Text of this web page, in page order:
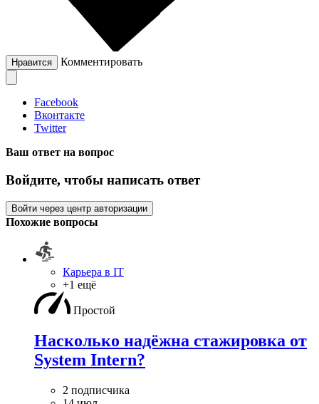
Нравится Комментировать
Facebook
Вконтакте
Twitter
Ваш ответ на вопрос
Войдите, чтобы написать ответ
Войти через центр авторизации
Похожие вопросы
Карьера в IT
+1 ещё
Простой
Насколько надёжна стажировка от
System Intern?
2 подписчика